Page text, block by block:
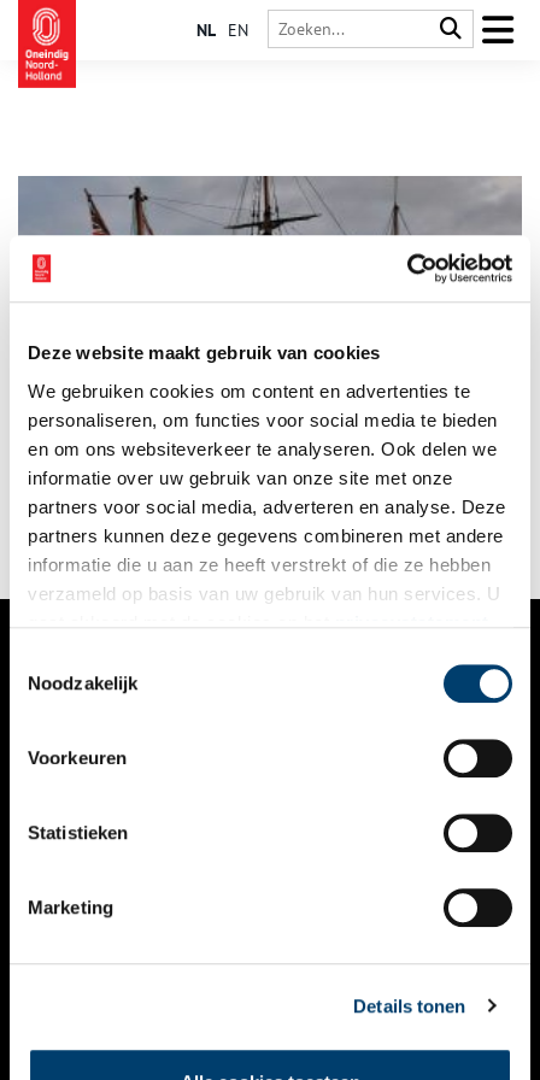
Deze website maakt gebruik van cookies
We gebruiken cookies om content en advertenties te
personaliseren, om functies voor social media te bieden
en om ons websiteverkeer te analyseren. Ook delen we
informatie over uw gebruik van onze site met onze
partners voor social media, adverteren en analyse. Deze
partners kunnen deze gegevens combineren met andere
informatie die u aan ze heeft verstrekt of die ze hebben
verzameld op basis van uw gebruik van hun services. U
Noodzakelijk
Voorkeuren
Statistieken
Marketing
Details tonen
NL EN
Zeeman Willem Cornelisz. Schouten heeft aan het begin van de
zeventiende eeuw meerdere reizen naar Zuidoost-Azië
gemaakt en ontdekte, samen met Jacob Le Maire, zoon van de
Amsterdamse koopman Isaac Le Maire, de Straat Le Maire en
Kaap Hoorn in de zoektocht naar een nieuwe westelijke route
naar Indië; een enerverende reis. Maar wie mag met de eer
strijken? Le Maire of Schouten?
VERHALEN
KALENDER
THEMA’S
VIDEO’S
CONTACT